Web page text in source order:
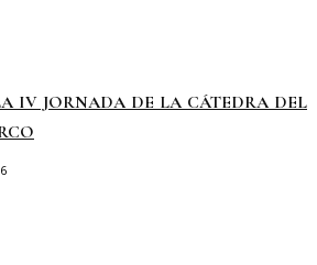
IV JORNADA DE LA CÁTEDRA DEL